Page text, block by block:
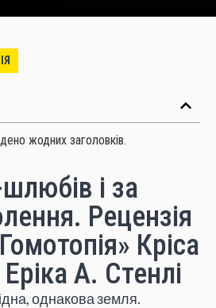
жодних заголовків.
і за
Рецензія
Кріса
А. Стенлі
однакова земля.